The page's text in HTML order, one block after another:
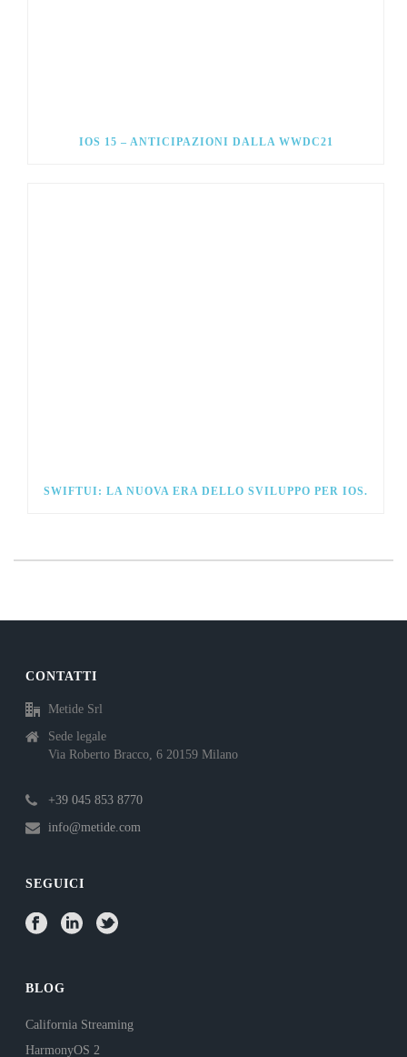
IOS 15 – ANTICIPAZIONI DALLA WWDC21
SWIFTUI: LA NUOVA ERA DELLO SVILUPPO PER IOS.
CONTATTI
Metide Srl
Sede legale
Via Roberto Bracco, 6 20159 Milano
+39 045 853 8770
info@metide.com
SEGUICI
BLOG
California Streaming
HarmonyOS 2